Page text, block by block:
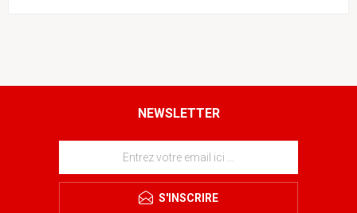
NEWSLETTER
S'INSCRIRE